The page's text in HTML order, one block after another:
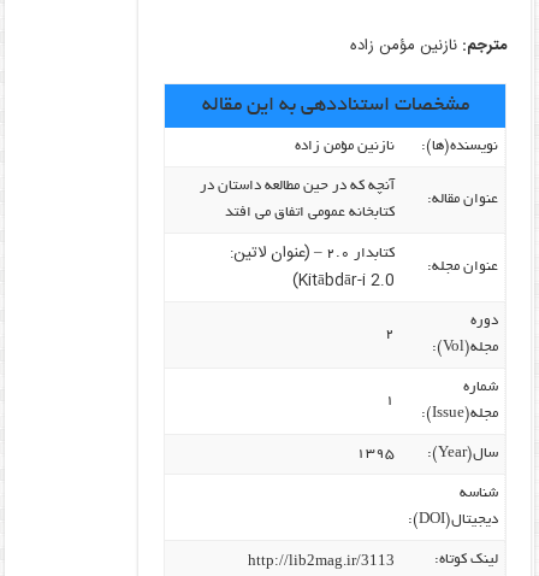
مترجم: نازنین مؤمن زاده
مشخصات استناددهی به این مقاله
نویسنده‌(ها): نازنین مؤمن زاده
عنوان مقاله:
آنچه که در حین مطالعه داستان در
کتابخانه عمومی اتفاق می افتد
عنوان مجله:
کتابدار ۲.۰ –
(عنوان لاتین:
Kitābdār-i 2.0)
دوره
مجله(Vol):
۲
شماره
مجله(Issue):
۱
سال(Year): ۱۳۹۵
شناسه
دیجیتال(DOI):
لینک کوتاه: http://lib2mag.ir/3113